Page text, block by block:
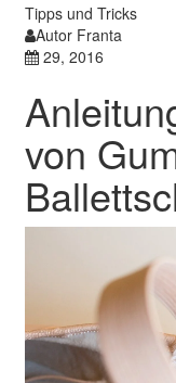
Tipps und Tricks
Autor Franta
29, 2016
von